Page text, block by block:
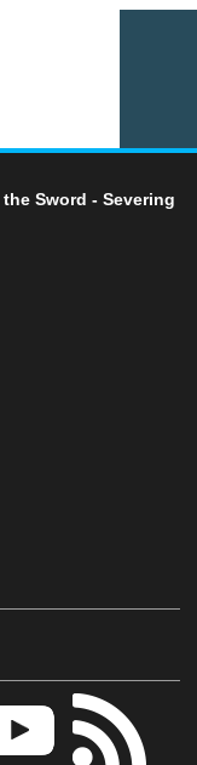
Sword - Severing